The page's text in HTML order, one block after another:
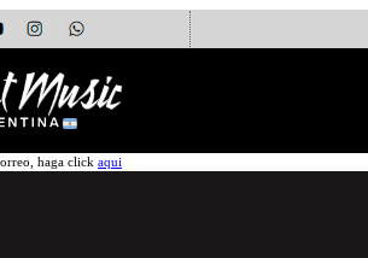
haga click aqui